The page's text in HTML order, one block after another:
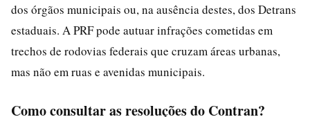
dos órgãos municipais ou, na ausência destes, dos Detrans
estaduais. A PRF pode autuar infrações cometidas em
trechos de rodovias federais que cruzam áreas urbanas,
mas não em ruas e avenidas municipais.
Como consultar as resoluções do Contran?